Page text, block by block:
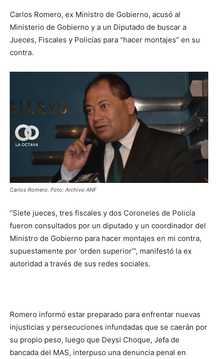
Carlos Romero, ex Ministro de Gobierno, acusó al
Ministerio de Gobierno y a un Diputado de buscar a
Jueces, Fiscales y Policías para “hacer montajes” en su
contra.
Carlos Romero. Foto: Archivo ANF
“Siete jueces, tres fiscales y dos Coroneles de Policía
fueron consultados por un diputado y un coordinador del
Ministro de Gobierno para hacer montajes en mi contra,
supuestamente por ‘orden superior’”, manifestó la ex
autoridad a través de sus redes sociales.
Romero informó estar preparado para enfrentar nuevas
injusticias y persecuciones infundadas que se caerán por
su propio peso, luego que Deysi Choque, Jefa de
bancada del MAS, interpuso una denuncia penal en